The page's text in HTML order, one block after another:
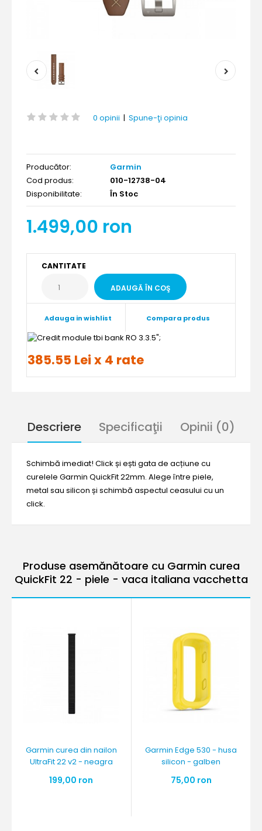
0 opinii | Spune-ţi opinia
Producător:
Garmin
Cod produs:
010-12738-04
Disponibilitate:
În Stoc
1.499,00 ron
CANTITATE
Adauga in wishlist Compara produs
";
385.55 Lei x 4 rate
Descriere Specificaţii Opinii (0)
Schimbă imediat! Click și ești gata de acțiune cu
curelele Garmin QuickFit 22mm. Alege între piele,
metal sau silicon și schimbă aspectul ceasului cu un
click.
Produse asemănătoare cu Garmin curea
QuickFit 22 - piele - vaca italiana vacchetta
Garmin curea din nailon
UltraFit 22 v2 - neagra
199,00 ron
Garmin Edge 530 - husa
silicon - galben
75,00 ron